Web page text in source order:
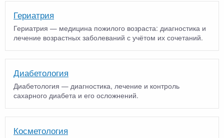
Гериатрия
Гериатрия — медицина пожилого возраста: диагностика и
лечение возрастных заболеваний с учётом их сочетаний.
Диабетология
Диабетология — диагностика, лечение и контроль
сахарного диабета и его осложнений.
Косметология